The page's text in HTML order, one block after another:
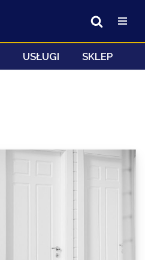
USŁUGI SKLEP